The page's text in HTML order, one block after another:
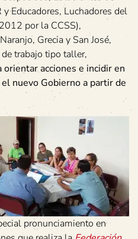
Educadores, Luchadores del
por la CCSS),
Grecia y San José,
trabajo tipo taller,
orientar acciones e incidir en
nuevo Gobierno a partir de
pronunciamiento en